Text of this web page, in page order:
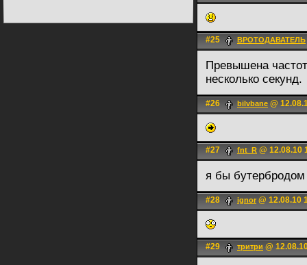
#25 ВРОТОДАВАТЕЛЬ
Превышена
несколько секунд.
#26 bilvbane @
#27 fnt_R @ 12.08.10
я бы
#28 ignоr @ 12.08.10
#29 тритри @